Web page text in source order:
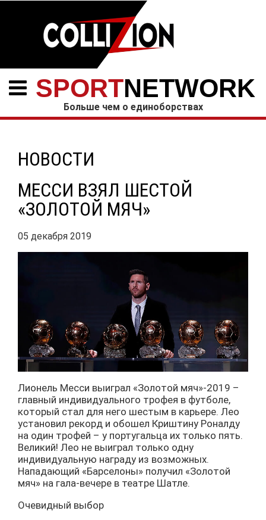
SPORTNETWORK
Больше чем о единоборствах
НОВОСТИ
МЕССИ ВЗЯЛ ШЕСТОЙ
«ЗОЛОТОЙ МЯЧ»
05 декабря 2019
Лионель Месси выиграл «Золотой мяч»-2019 –
главный индивидуального трофея в футболе,
который стал для него шестым в карьере. Лео
установил рекорд и обошел Криштину Роналду
на один трофей – у португальца их только пять.
Великий! Лео не выиграл только одну
индивидуальную награду из возможных.
Нападающий «Барселоны» получил «Золотой
мяч» на гала-вечере в театре Шатле.
Очевидный выбор